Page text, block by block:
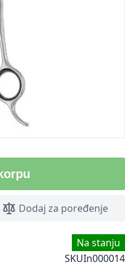
Dodaj za poređenje
Na stanju
SKUIn000014